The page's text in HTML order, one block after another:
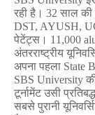
रही है। 32 साल की
DST, AYUSH,
पेटेंट्स। 11,000
अंतरराष्ट्रीय
अपना पहला State
SBS University
टूर्नामेंट उसी
सबसे पुरानी